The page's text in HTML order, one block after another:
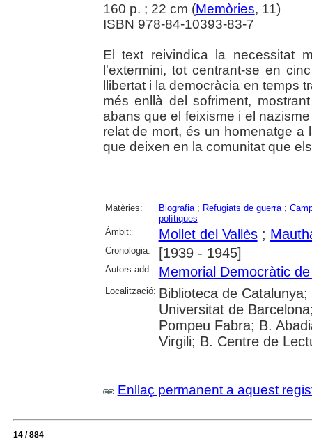
160 p. ; 22 cm (Memòries, 11)
ISBN 978-84-10393-83-7
El text reivindica la necessitat
l'extermini, tot centrant-se en
llibertat i la democràcia en temps
més enllà del sofriment,
abans que el feixisme i el
relat de mort, és un homenatge a
que deixen en la comunitat que
Matèries: Biografia; Refugiats de guerra;
polítiques
Àmbit:
Mollet del Vallès;
Cronologia: [1939 - 1945]
Autors add.: Memorial Democràtic
Localització: Biblioteca de
Universitat de
Pompeu Fabra; B.
Virgili; B. Centre de
Enllaç permanent a aquest
14 / 884